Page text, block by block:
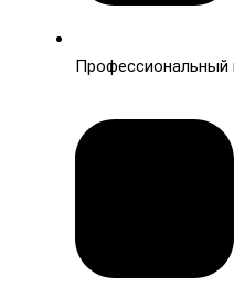
Профессиональный